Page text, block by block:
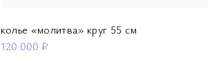
колье «молитва» круг 55 см
120 000 ₽